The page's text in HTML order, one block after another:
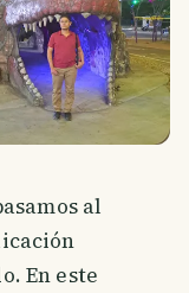
al
En este